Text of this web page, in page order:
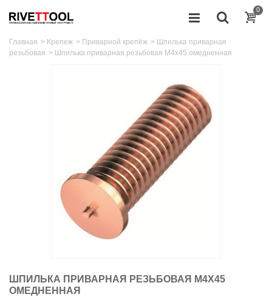
0
Главная > Крепеж > Приварной крепёж > Шпилька приварная
резьбовая > Шпилька приварная резьбовая M4x45 омедненная
ШПИЛЬКА ПРИВАРНАЯ РЕЗЬБОВАЯ M4X45
ОМЕДНЕННАЯ